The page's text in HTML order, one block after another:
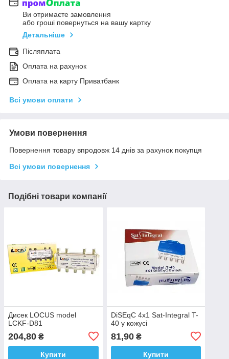
Ви отримаєте замовлення
або гроші повернуться на вашу картку
Детальніше
Післяплата
Оплата на рахунок
Оплата на карту Приватбанк
Всі умови оплати
Умови повернення
Повернення товару впродовж 14 днів за рахунок покупця
Всі умови повернення
Подібні товари компанії
Дисек LOCUS model
LCKF-D81
204,80 ₴
Купити
DiSEqC 4х1 Sat-Integral T-
40 у кожусі
81,90₴
Купити